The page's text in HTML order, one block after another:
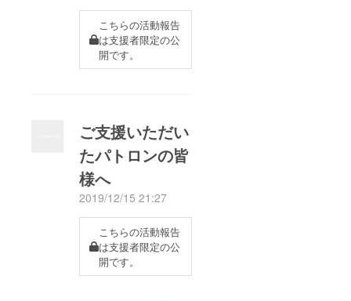
こちらの活動報告
は支援者限定の公
開です。
ご支援いただい
たパトロンの皆
様へ
2019/12/15 21:27
こちらの活動報告
は支援者限定の公
開です。